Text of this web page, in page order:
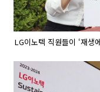
LG이노텍 직원들이 ‘재생